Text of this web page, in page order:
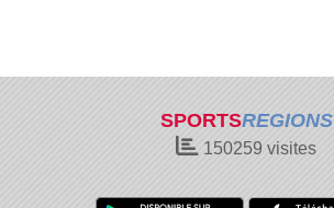
SPORTSREGIONS
150259 visites